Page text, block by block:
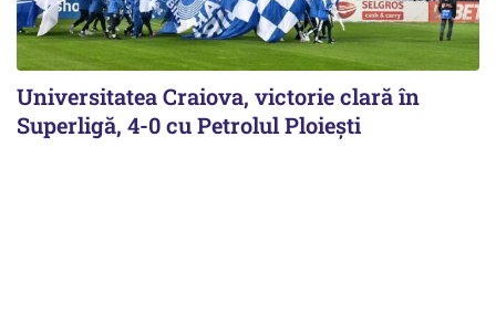
Universitatea Craiova, victorie clară în
Superligă, 4-0 cu Petrolul Ploieşti